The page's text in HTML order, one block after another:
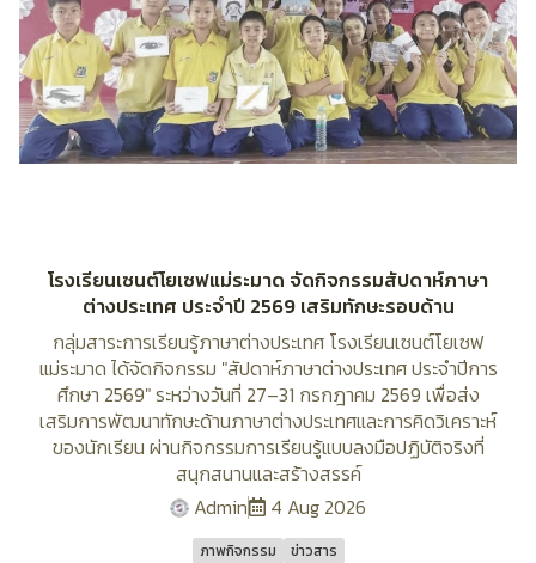
โรงเรียนเซนต์โยเซฟแม่ระมาด จัดกิจกรรมสัปดาห์ภาษา
ต่างประเทศ ประจำปี 2569 เสริมทักษะรอบด้าน
กลุ่มสาระการเรียนรู้ภาษาต่างประเทศ โรงเรียนเซนต์โยเซฟ
แม่ระมาด ได้จัดกิจกรรม "สัปดาห์ภาษาต่างประเทศ ประจำปีการ
ศึกษา 2569" ระหว่างวันที่ 27–31 กรกฎาคม 2569 เพื่อส่ง
เสริมการพัฒนาทักษะด้านภาษาต่างประเทศและการคิดวิเคราะห์
ของนักเรียน ผ่านกิจกรรมการเรียนรู้แบบลงมือปฏิบัติจริงที่
สนุกสนานและสร้างสรรค์
Admin
4 Aug 2026
ภาพกิจกรรม ข่าวสาร